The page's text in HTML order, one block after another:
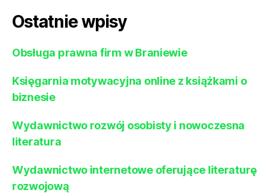
Ostatnie wpisy
Obsługa prawna firm w Braniewie
Księgarnia motywacyjna online z książkami o
biznesie
Wydawnictwo rozwój osobisty i nowoczesna
literatura
Wydawnictwo internetowe oferujące literaturę
rozwojową